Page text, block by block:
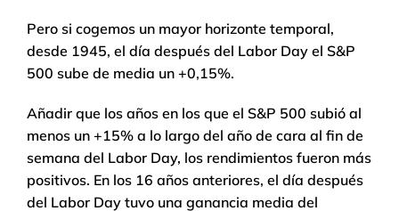
Pero si cogemos un mayor horizonte temporal,
desde 1945, el día después del Labor Day el S&P
500 sube de media un +0,15%.
Añadir que los años en los que el S&P 500 subió al
menos un +15% a lo largo del año de cara al fin de
semana del Labor Day, los rendimientos fueron más
positivos. En los 16 años anteriores, el día después
del Labor Day tuvo una ganancia media del